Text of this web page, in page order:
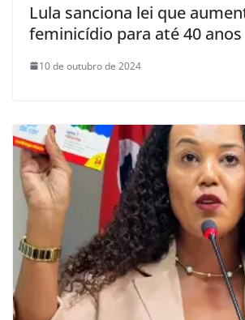
Lula sanciona lei que
feminicídio para até 40 anos
10 de outubro de 2024